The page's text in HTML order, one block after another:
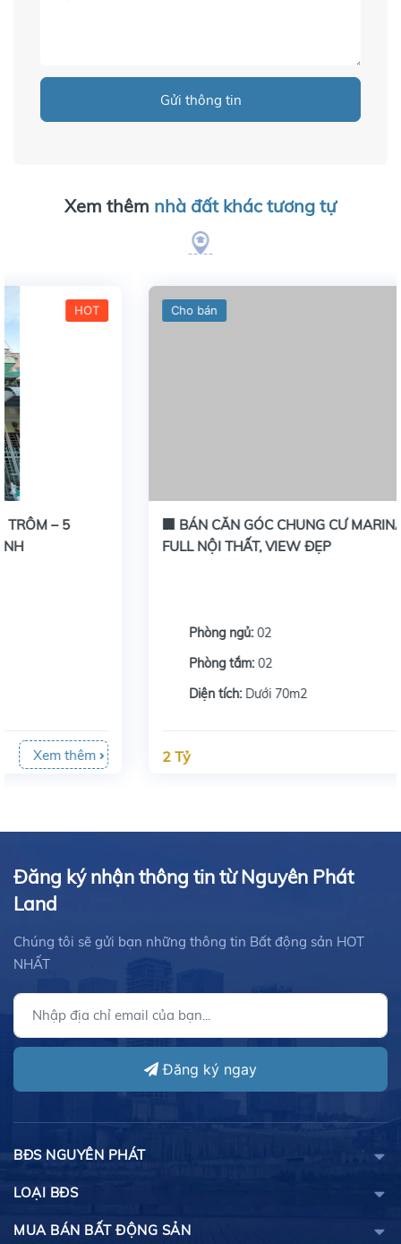
Gửi thông tin
Xem thêm nhà đất khác tương tự
Cho bán
🏢 BÁN CĂN GÓC CHUNG CƯ MARINA TẦNG 17 –
FULL NỘI THẤT, VIEW ĐẸP
2 Tỷ
Đăng ký nhận thông tin từ Nguyên Phát
Land
Chúng tôi sẽ gửi bạn những thông tin Bất động sản HOT
NHẤT
Đăng ký ngay
BĐS NGUYÊN PHÁT
LOẠI BĐS
MUA BÁN BẤT ĐỘNG SẢN